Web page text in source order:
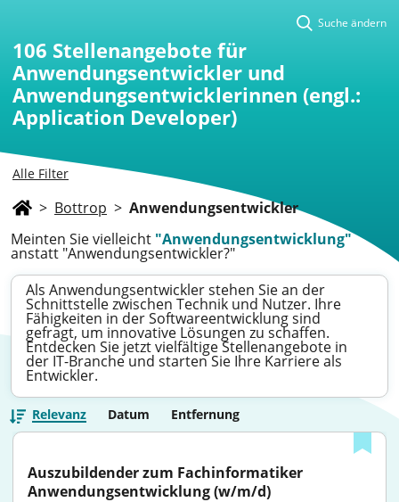
Alle Filter
Suche ändern
106 Stellenangebote für
Anwendungsentwickler und
Anwendungsentwicklerinnen (engl.:
Application Developer)
> Bottrop > Anwendungsentwickler
Meinten Sie vielleicht "Anwendungsentwicklung"
anstatt "Anwendungsentwickler?"
Als Anwendungsentwickler stehen Sie an der
Schnittstelle zwischen Technik und Nutzer. Ihre
Fähigkeiten in der Softwareentwicklung sind
gefragt, um innovative Lösungen zu schaffen.
Entdecken Sie jetzt vielfältige Stellenangebote in
der IT-Branche und starten Sie Ihre Karriere als
Entwickler.
Relevanz Datum Entfernung
Auszubildender zum Fachinformatiker
Anwendungsentwicklung (w/m/d)